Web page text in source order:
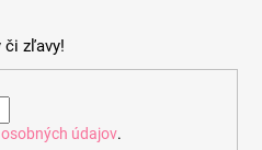
či zľavy!
údajov.